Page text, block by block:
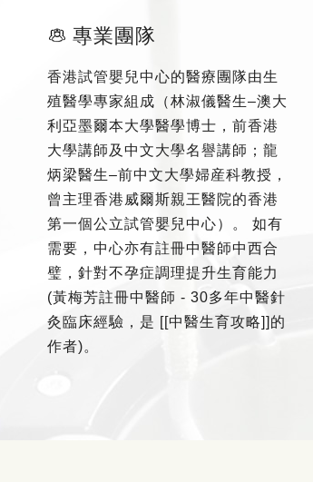
專業團隊
香港試管嬰兒中心的醫療團隊由生
殖醫學專家組成（林淑儀醫生–澳大
利亞墨爾本大學醫學博士，前香港
大學講師及中文大學名譽講師；龍
炳梁醫生–前中文大學婦産科教授，
曾主理香港威爾斯親王醫院的香港
第一個公立試管嬰兒中心）。 如有
需要，中心亦有註冊中醫師中西合
璧，針對不孕症調理提升生育能力
(黃梅芳註冊中醫師 - 30多年中醫針
灸臨床經驗，是 [[中醫生育攻略]]的
作者)。